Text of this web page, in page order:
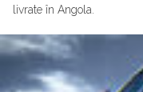
livrate în Angola.